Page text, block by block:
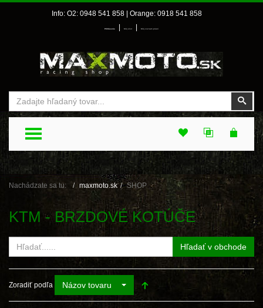
Info: O2: 0948 541 858 | Orange: 0918 541 858
Prihlásenie Môj účet Môj zoznam prianí
TOGGLE MENU
Nachádzate sa tu: maxmoto.sk SHOP
KTM - BRZDOVÉ KOTÚČE
Hľadať v obchode
Zoradiť podľa Názov tovaru